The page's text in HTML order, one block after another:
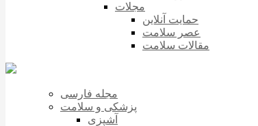
مجلات
حمایت آنلاین
عصر سلامت
مقالات سلامت
مجله فارسی
پزشکی و سلامت
آشپزی